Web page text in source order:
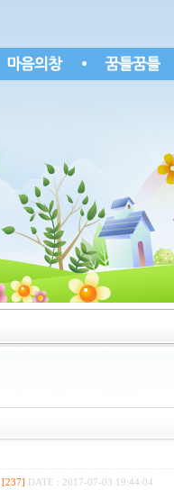
[237] DATE : 2017-07-03 19:44:04